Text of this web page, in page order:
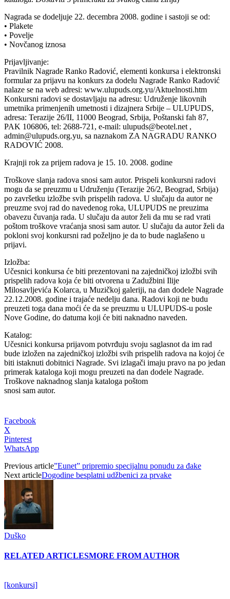
Nagrada se dodeljuje 22. decembra 2008. godine i sastoji se od:
• Plakete
• Povelje
• Novčanog iznosa
Prijavljivanje:
Pravilnik Nagrade Ranko Radović, elementi konkursa i elektronski
formular za prijavu na konkurs za dodelu Nagrade Ranko Radović
nalaze se na web adresi: www.ulupuds.org.yu/Aktuelnosti.htm
Konkursni radovi se dostavljaju na adresu: Udruženje likovnih
umetnika primenjenih umetnosti i dizajnera Srbije – ULUPUDS,
adresa: Terazije 26/II, 11000 Beograd, Srbija, Poštanski fah 87,
PAK 106806, tel: 2688-721, e-mail: ulupuds@beotel.net ,
admin@ulupuds.org.yu, sa naznakom ZA NAGRADU RANKO
RADOVIĆ 2008.
Krajnji rok za prijem radova je 15. 10. 2008. godine
Troškove slanja radova snosi sam autor. Prispeli konkursni radovi
mogu da se preuzmu u Udruženju (Terazije 26/2, Beograd, Srbija)
po završetku izložbe svih prispelih radova. U slučaju da autor ne
preuzme svoj rad do navedenog roka, ULUPUDS ne preuzima
obavezu čuvanja rada. U slučaju da autor želi da mu se rad vrati
poštom troškove vraćanja snosi sam autor. U slučaju da autor želi da
pokloni svoj konkursni rad poželjno je da to bude naglašeno u
prijavi.
Izložba:
Učesnici konkursa će biti prezentovani na zajedničkoj izložbi svih
prispelih radova koja će biti otvorena u Zadužbini Ilije
Milosavljevića Kolarca, u Muzičkoj galeriji, na dan dodele Nagrade
22.12.2008. godine i trajaće nedelju dana. Radovi koji ne budu
preuzeti toga dana moći će da se preuzmu u ULUPUDS-u posle
Nove Godine, do datuma koji će biti naknadno naveden.
Katalog:
Učesnici konkursa prijavom potvrđuju svoju saglasnot da im rad
bude izložen na zajedničkoj izložbi svih prispelih radova na kojoj će
biti istaknuti dobitnici Nagrade. Svi izlagači imaju pravo na po jedan
primerak kataloga koji mogu preuzeti na dan dodele Nagrade.
Troškove naknadnog slanja kataloga poštom
snosi sam autor.
Facebook
X
Pinterest
WhatsApp
Previous article”Eunet” pripremio specijalnu ponudu za đake
Next articleDogodine besplatni udžbenici za prvake
Duško
RELATED ARTICLESMORE FROM AUTHOR
[konkursi]